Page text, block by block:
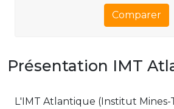
Comparer
Présentation IMT
L'IMT Atlantique (Institut Mines-